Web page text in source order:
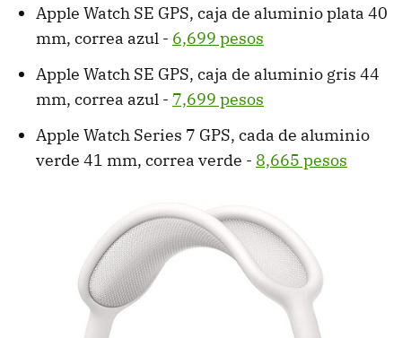
Apple Watch SE GPS, caja de aluminio plata 40
mm, correa azul - 6,699 pesos
Apple Watch SE GPS, caja de aluminio gris 44
mm, correa azul - 7,699 pesos
Apple Watch Series 7 GPS, cada de aluminio
verde 41 mm, correa verde - 8,665 pesos